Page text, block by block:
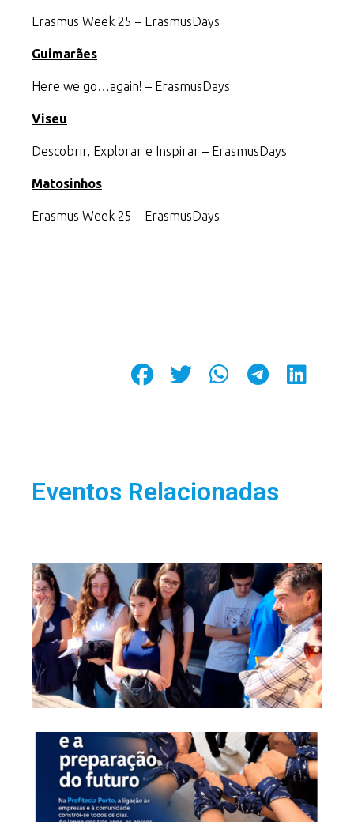
Erasmus Week 25 – ErasmusDays
Guimarães
Here we go…again! – ErasmusDays
Viseu
Descobrir, Explorar e Inspirar – ErasmusDays
Matosinhos
Erasmus Week 25 – ErasmusDays
Eventos Relacionadas